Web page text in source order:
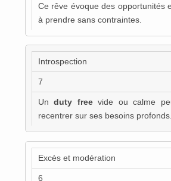
Ce rêve évoque des opportunités
à prendre sans contraintes.
Introspection
7
Unduty freevide ou calme
recentrer sur ses besoins profonds.
Excès et modération
6